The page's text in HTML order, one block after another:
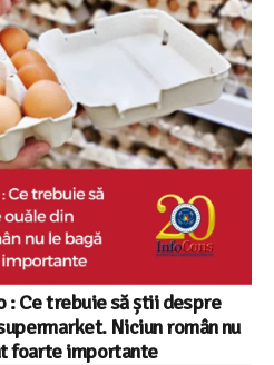
: Ce trebuie să știi despre
Niciun român nu
foarte importante